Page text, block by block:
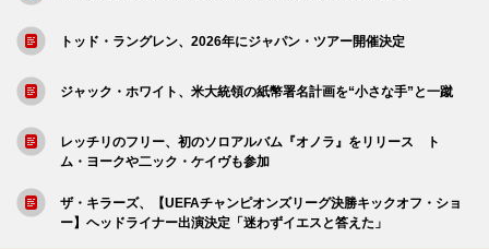
トッド・ラングレン、2026年にジャパン・ツアー開催決定
ジャック・ホワイト、米大統領の紙幣署名計画を“小さな手”と一蹴
レッチリのフリー、初のソロアルバム『オノラ』をリリース ト
ム・ヨークや二ック・ケイヴも参加
ザ・キラーズ、【UEFAチャンピオンズリーグ決勝キックオフ・ショ
ー】ヘッドライナー出演決定「迷わずイエスと答えた」